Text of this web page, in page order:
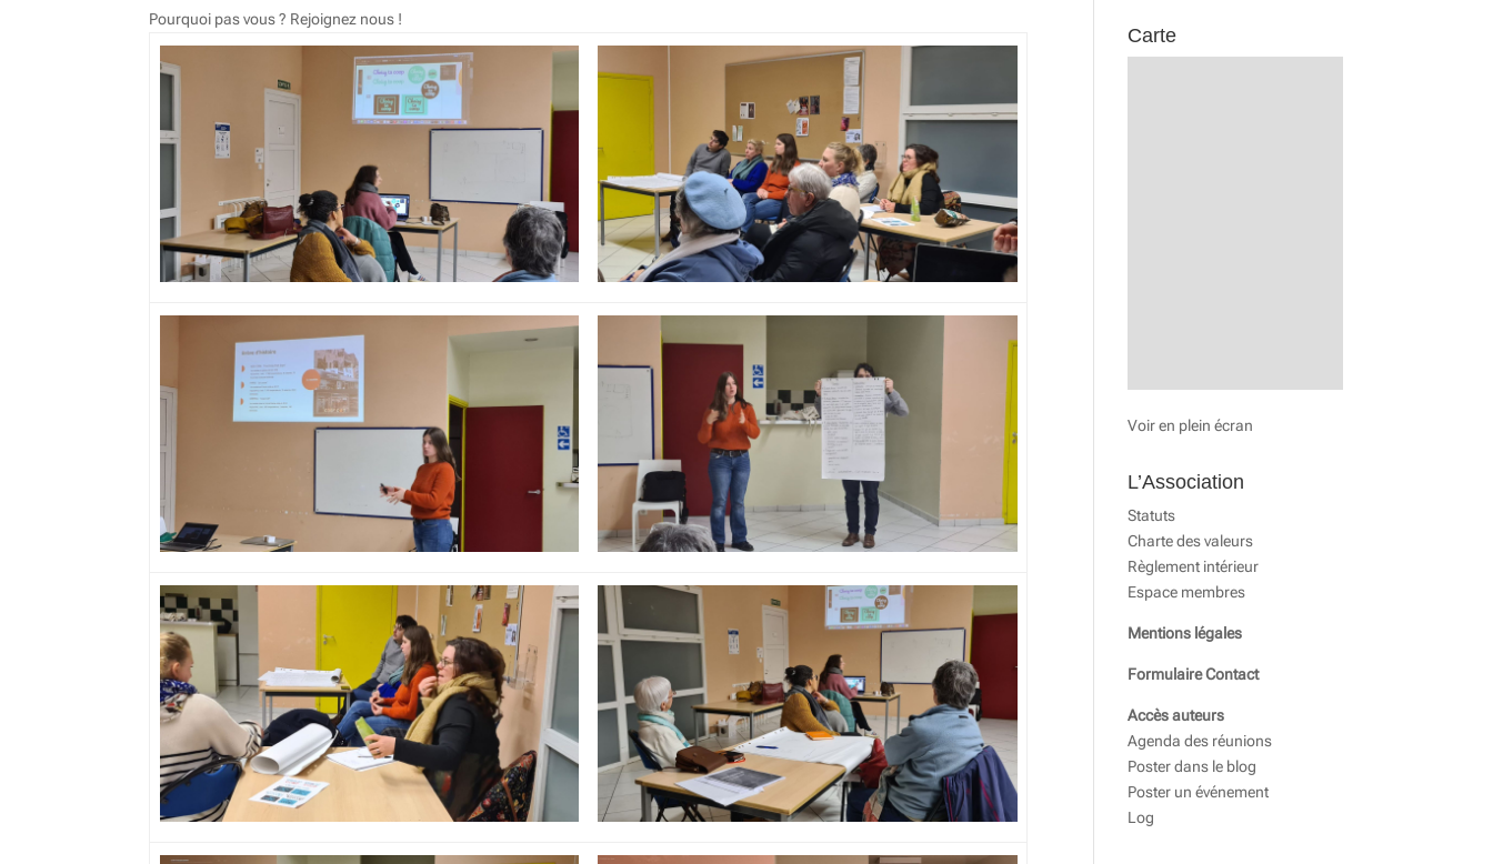
Pourquoi pas vous ? Rejoignez nous !
Carte
Voir en plein écran
L’Association
Statuts
Charte des valeurs
Règlement intérieur
Espace membres
Mentions légales
Formulaire Contact
Accès auteurs
Agenda des réunions
Poster dans le blog
Poster un événement
Log